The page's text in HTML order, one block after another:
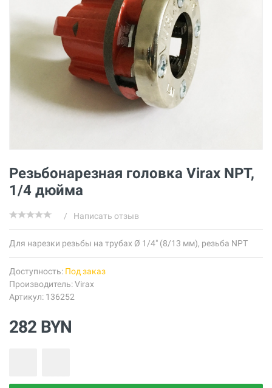
Резьбонарезная головка Virax NPT,
1/4 дюйма
/ Написать отзыв
Для нарезки резьбы на трубах Ø 1/4" (8/13 мм), резьба NPT
Доступность: Под заказ
Производитель:Virax
Артикул: 136252
282 BYN